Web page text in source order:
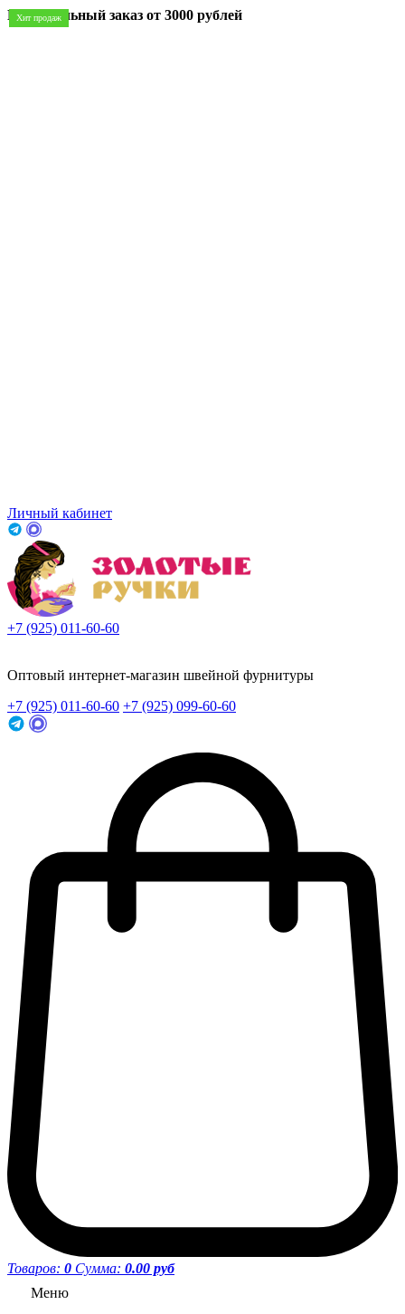
Минимальный заказ от 3000 рублей
Личный кабинет
+7 (925) 011-60-60
Оптовый интернет-магазин швейной фурнитуры
+7 (925) 011-60-60 +7 (925) 099-60-60
Товаров: 0 Сумма: 0.00 руб
Меню
Хит продаж